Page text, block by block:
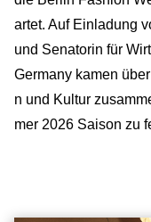
artet. Auf Einladung
und Senatorin für
Germany kamen
n und Kultur
mer 2026 Saison zu